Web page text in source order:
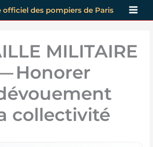
officiel des pompiers de Paris
MILITAIRE
Honorer
collectivité